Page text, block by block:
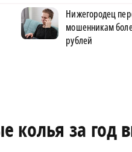
Нижегородец
мошенникам
рублей
колья за год